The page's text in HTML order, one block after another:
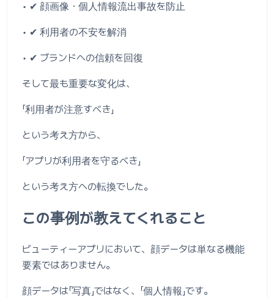
• ✔ 顔画像・個人情報流出事故を防止
• ✔ 利用者の不安を解消
• ✔ ブランドへの信頼を回復
そして最も重要な変化は、
「利用者が注意すべき」
という考え方から、
「アプリが利用者を守るべき」
という考え方への転換でした。
この事例が教えてくれること
ビューティーアプリにおいて、顔データは単なる機能
要素ではありません。
顔データは「写真」ではなく、「個人情報」です。